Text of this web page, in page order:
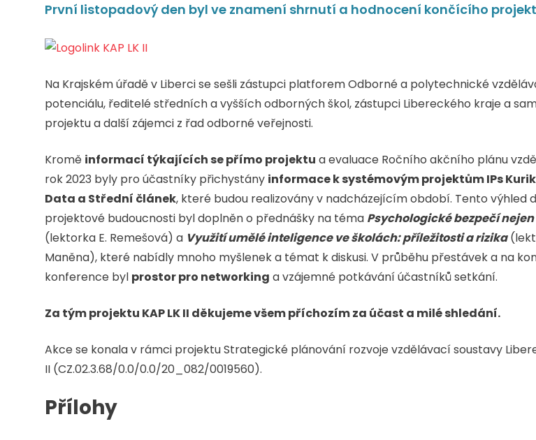
První listopadový den byl ve znamení shrnutí a hodnocení končícího
Na Krajském úřadě v Liberci se sešli zástupci platforem Odborné a polytechnické
potenciálu, ředitelé středních a vyšších odborných škol, zástupci Libereckého kraje a
projektu a další zájemci z řad odborné veřejnosti.
Kromě informací týkajících se přímo projektu a evaluace Ročního akčního plánu
rok 2023 byly pro účastníky přichystány informace k systémovým projektům IPs
Data a Střední článek, které budou realizovány v nadcházejícím období. Tento výhled
projektové budoucnosti byl doplněn o přednášky na téma Psychologické bezpečí
(lektorka E. Remešová) a Využití umělé inteligence ve školách: příležitosti a rizika
Maněna), které nabídly mnoho myšlenek a témat k diskusi. V průběhu přestávek a na
konference byl prostor pro networking a vzájemné potkávání účastníků setkání.
Za tým projektu KAP LK II děkujeme všem příchozím za účast a milé shledání.
Akce se konala v rámci projektu Strategické plánování rozvoje vzdělávací soustavy
II (CZ.02.3.68/0.0/0.0/20_082/0019560).
Přílohy